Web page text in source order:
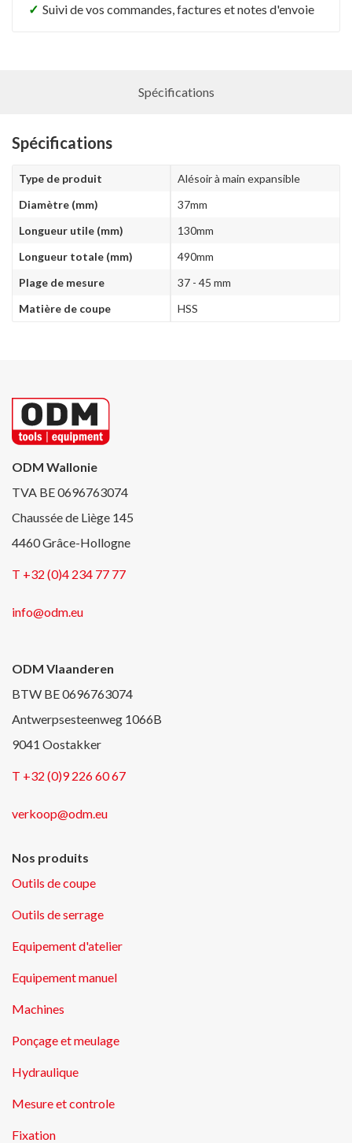
✓ Suivi de vos commandes, factures et notes d'envoie
Spécifications
Spécifications
Type de produit
Alésoir à main expansible
Diamètre (mm)
37mm
Longueur utile (mm)
130mm
Longueur totale (mm)
490mm
Plage de mesure
37 - 45 mm
Matière de coupe
HSS
ODM Wallonie
TVA BE 0696763074
Chaussée de Liège 145
4460 Grâce-Hollogne
T +32 (0)4 234 77 77
info@odm.eu
ODM Vlaanderen
BTW BE 0696763074
Antwerpsesteenweg 1066B
9041 Oostakker
T +32 (0)9 226 60 67
verkoop@odm.eu
Nos produits
Outils de coupe
Outils de serrage
Equipement d'atelier
Equipement manuel
Machines
Ponçage et meulage
Hydraulique
Mesure et controle
Fixation